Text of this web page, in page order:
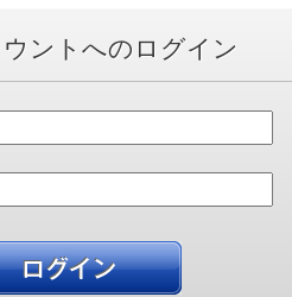
ントへのログイン